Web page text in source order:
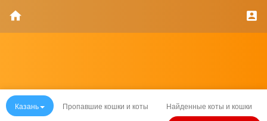
Казань Пропавшие кошки и коты Найденные коты и кошки